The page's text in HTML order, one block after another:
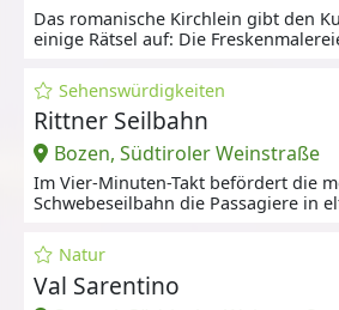
Das romanische Kirchlein gibt den
einige Rätsel auf: Die
Sehenswürdigkeiten
Rittner Seilbahn
Bozen, Südtiroler Weinstraße
Im Vier-Minuten-Takt befördert die
Schwebeseilbahn die Passagiere in
Natur
Val Sarentino